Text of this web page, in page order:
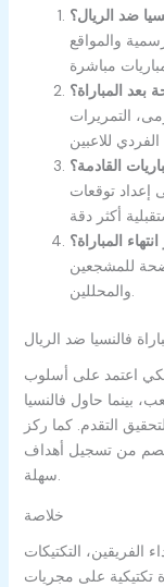
ضد الريال؟
والمواقع
بعد المباراة؟
التمريرات
القادمة؟
إعداد توقعات
المباراة؟
للمشجعين
والمحللين.
فالنسيا ضد الريال
اعتمد على أسلوب
بينما حاول فالنسيا
التقدم. كما ركز
من تسجيل أهداف
سهلة.
خلاصة
الفريقين، التكتيكات
تكتيكية على مجريات